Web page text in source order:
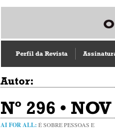
Perfil da Revista
Autor:
Nº 296 •
AI FOR ALL: É SOBRE PESSOAS E